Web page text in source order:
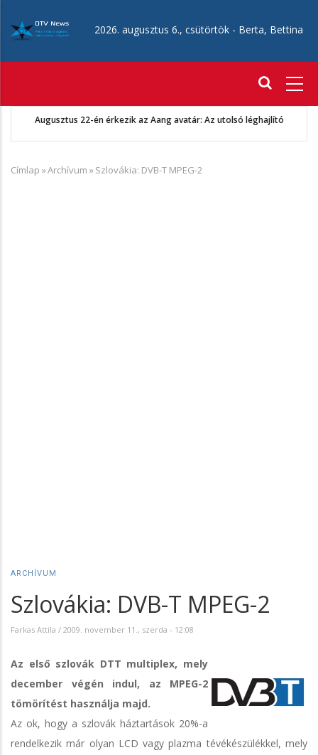
tartalomra
2026. augusztus 6., csütörtök - Berta, Bettina
Augusztus 22-én érkezik az Aang avatár: Az utolsó léghajlító
Morzsa
Címlap »Archívum »Szlovákia: DVB-T MPEG-2
ARCHÍVUM
Szlovákia: DVB-T MPEG-2
Farkas Attila / 2009. november 11., szerda - 12:08
Az első szlovák DTT multiplex, mely
december végén indul, az MPEG-2
tömörítést használja majd.
Az ok, hogy a szlovák háztartások 20%-a
rendelkezik már olyan LCD vagy plazma tévékészülékkel, mely